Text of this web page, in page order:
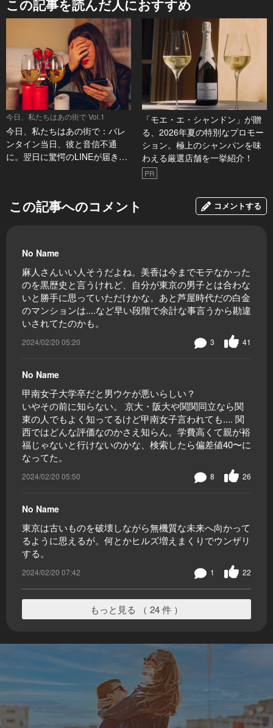
この記事を読んだ人におすすめ
今日、私たちはあの街で Vol.1
今日、私たちはあの街で：バレ
ンタイン当日、彼と音信不通
に。翌日に驚愕のLINEが届き…
「モエ・エ・シャンドン」が贈
る、2026年夏の特別なプロモー
ション。極上のシャンパンを味
わえる厳選店舗を一挙紹介！
PR
この記事へのコメント コメントする
No Name
麻人さんいい人そうだよね。美香は今までモテなかった
のを黒歴史と言うけれど、自分が東京の男子とは合わな
いと勝手に思っていただけかな。あと芦屋時代だの白金
のマンションは....など早い段階で余計な事言うから勘違
いされてたのかも。
2024/02/20 05:20 41
3
No Name
甲南女子大学卒だと男ウケが悪いらしい？
いやその前に知らない。 京大・阪大や関関同立なら関
東の人でもよく知ってるけど甲南女子言われても.... 関
西ではどんな評価なのかさえ知らん。学費高くて親が裕
福じゃないと行けないのかな、検索したら偏差値40〜に
なってた。
2024/02/20 05:50 26
8
No Name
東京は古いものを破壊しながら無機質な未来へ向かって
るように思えるが。何とかヒルズ増えまくりでウンザリ
する。
2024/02/20 07:42 22
1
もっと見る （ 24 件 ）